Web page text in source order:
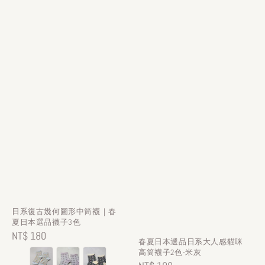
日系復古幾何圖形中筒襪｜春
夏日本選品襪子3色
Regular
price
NT$ 180
春夏日本選品日系大人感貓咪
高筒襪子2色-米灰